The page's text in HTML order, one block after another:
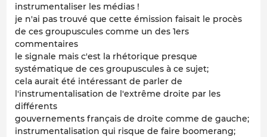
instrumentaliser les médias !
je n'ai pas trouvé que cette émission faisait le procès
de ces groupuscules comme un des 1ers
commentaires
le signale mais c'est la rhétorique presque
systématique de ces groupuscules à ce sujet;
cela aurait été intéressant de parler de
l'instrumentalisation de l'extrême droite par les
différents
gouvernements français de droite comme de gauche;
instrumentalisation qui risque de faire boomerang;